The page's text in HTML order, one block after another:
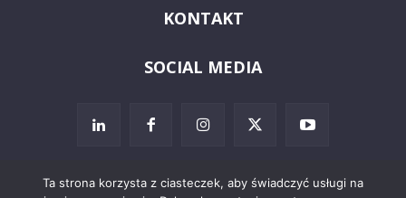
KONTAKT
SOCIAL MEDIA
Ta strona korzysta z ciasteczek, aby świadczyć usługi na